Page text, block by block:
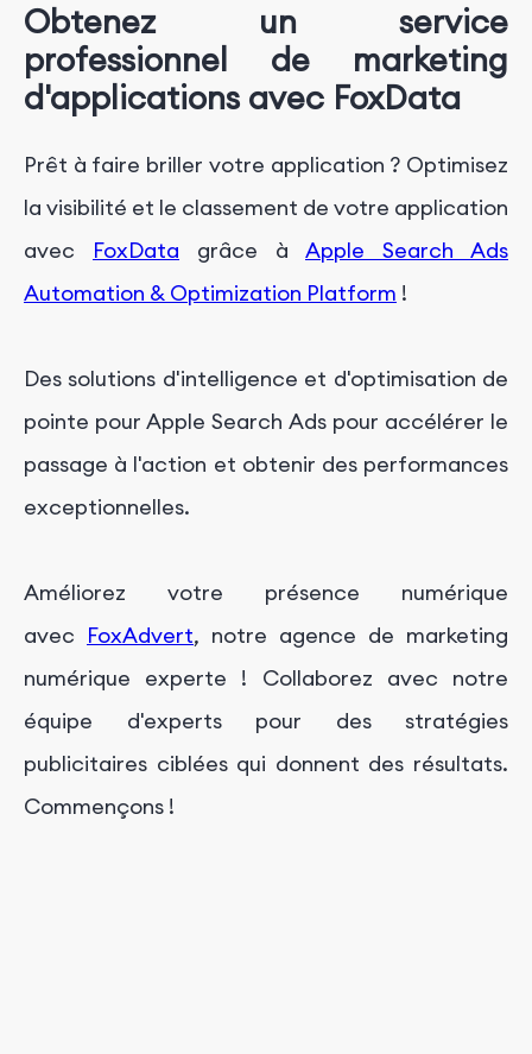
Obtenez un service
professionnel de marketing
d'applications avec FoxData
Prêt à faire briller votre application ? Optimisez
la visibilité et le classement de votre application
avec FoxData grâce à Apple Search Ads
Automation & Optimization Platform !
Des solutions d'intelligence et d'optimisation de
pointe pour Apple Search Ads pour accélérer le
passage à l'action et obtenir des performances
exceptionnelles.
Améliorez votre présence numérique
avec FoxAdvert, notre agence de marketing
numérique experte ! Collaborez avec notre
équipe d'experts pour des stratégies
publicitaires ciblées qui donnent des résultats.
Commençons !